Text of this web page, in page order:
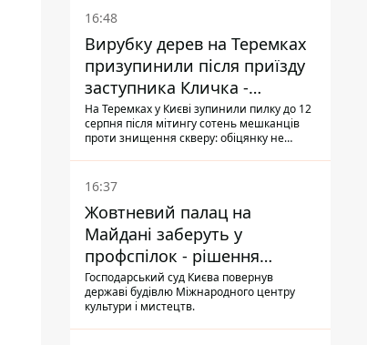
16:48
Вирубку дерев на Теремках
призупинили після приїзду
заступника Кличка -
почався діалог
На Теремках у Києві зупинили пилку до 12
серпня після мітингу сотень мешканців
проти знищення скверу: обіцянку не
прибув налагодити комунікацію
16:37
Жовтневий палац на
Майдані заберуть у
профспілок - рішення
Господарського суду
Господарський суд Києва повернув
державі будівлю Міжнародного центру
культури і мистецтв.